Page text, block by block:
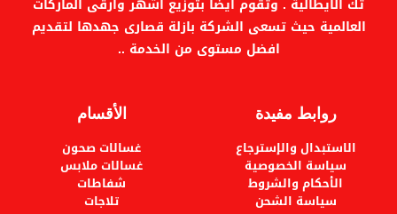
تك الايطالية . وتقوم ايضا بتوزيع اشهر وارقى الماركات
العالمية حيث تسعى الشركة بازلة قصارى جهدها لتقديم
افضل مستوى من الخدمة ..
روابط مفيدة
الاستبدال والإسترجاع
سياسة الخصوصية
الأحكام والشروط
سياسة الشحن
الأقسام
غسالات صحون
غسالات ملابس
شفاطات
تلاجات